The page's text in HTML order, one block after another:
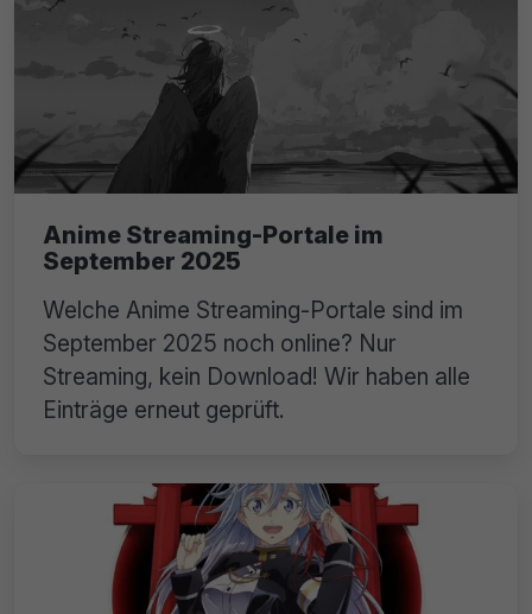
Anime Streaming-Portale im
September 2025
Welche Anime Streaming-Portale sind im
September 2025 noch online? Nur
Streaming, kein Download! Wir haben alle
Einträge erneut geprüft.